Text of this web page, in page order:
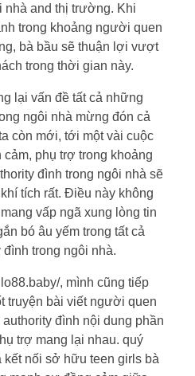
nhà and thị trường. Khi
trong khoảng người quen
bà bầu sẽ thuận lợi vượt
trong thời gian này.
lại vấn đề tất cả những
ngôi nhà mừng đón cả
còn mới, tới một vài cuộc
phụ trợ trong khoảng
đình trong ngôi nhà sẽ
tích rất. Điều này không
vấp ngã xung lòng tin
bó âu yếm trong tất cả
trong ngôi nhà.
, mình cũng tiếp
truyện bài viết người quen
đình nội dung phần
trợ mang lại nhau. quý
kết nối sở hữu teen girls bà